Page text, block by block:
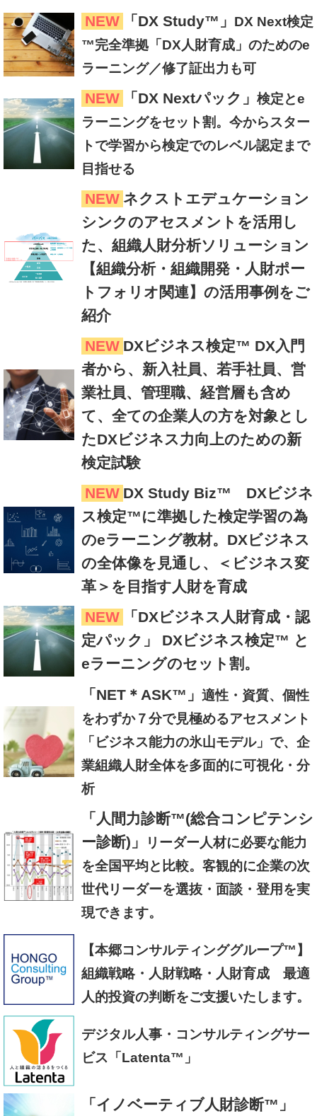
NEW 「DX Study™」 DX Next検定
™完全準拠「DX人財育成」のためのe
ラーニング／修了証出力も可
NEW 「DX Nextパック」 検定とe
ラーニングをセット割。今からスター
トで学習から検定でのレベル認定まで
目指せる
NEW ネクストエデュケーション
シンクのアセスメントを活用し
た、組織人財分析ソリューション
【組織分析・組織開発・人財ポー
トフォリオ関連】の活用事例をご
紹介
NEW DXビジネス検定™ DX入門
者から、新入社員、若手社員、営
業社員、管理職、経営層も含め
て、全ての企業人の方を対象とし
たDXビジネス力向上のための新
検定試験
NEW DX Study Biz™ DXビジネ
ス検定™に準拠した検定学習の為
のeラーニング教材。DXビジネス
の全体像を見通し、＜ビジネス変
革＞を目指す人財を育成
NEW
「DXビジネス人財育成・認
定パック」 DXビジネス検定™ と
eラーニングのセット割。
「NET＊ASK™」 適性・資質、個性
をわずか７分で見極めるアセスメント
「ビジネス能力の氷山モデル」で、企
業組織人財全体を多面的に可視化・分
析
「人間力診断™(総合コンピテンシ
ー診断)」
リーダー人材に必要な能力
を全国平均と比較。客観的に企業の次
世代リーダーを選抜・面談・登用を実
現できます。
【本郷コンサルティンググループ™】
組織戦略・人財戦略・人財育成 最適
人的投資の判断をご支援いたします。
デジタル人事・コンサルティングサー
ビス「Latenta™」
「イノベーティブ人財診断™」